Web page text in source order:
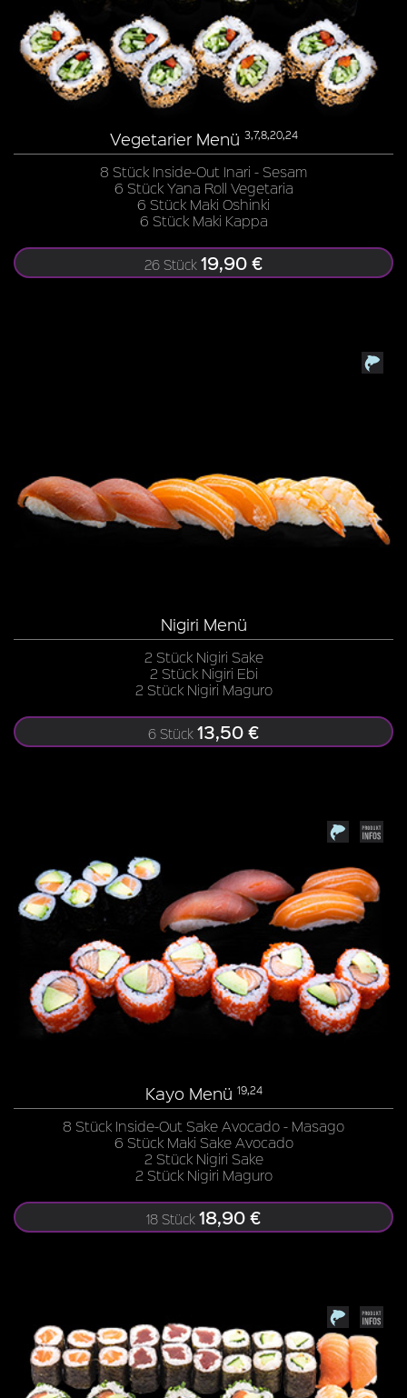
Vegetarier Menü 3,7,8,20,24
8 Stück Inside-Out Inari - Sesam
6 Stück Yana Roll Vegetaria
6 Stück Maki Oshinki
6 Stück Maki Kappa
26 Stück 19,90 €
Nigiri Menü
2 Stück Nigiri Sake
2 Stück Nigiri Ebi
2 Stück Nigiri Maguro
6 Stück 13,50 €
Kayo Menü 19,24
8 Stück Inside-Out Sake Avocado - Masago
6 Stück Maki Sake Avocado
2 Stück Nigiri Sake
2 Stück Nigiri Maguro
18 Stück 18,90 €